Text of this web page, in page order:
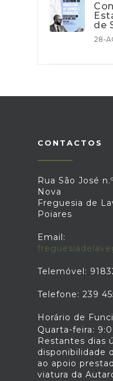
de
28-
CONTACTOS
Rua São José
Nova
Freguesia de
Poiares
Email:
Telemóvel:
Telefone: 239
Horário de
Quarta-feira:
Restantes dias
disponibilidade
ao apoio
viatura da